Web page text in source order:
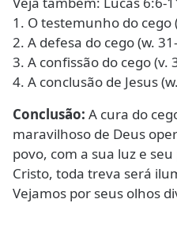
1. O testemunho do cego
2. A defesa do cego (w.
3. A confissão do cego (v.
4. A conclusão de Jesus
Conclusão: A cura do
maravilhoso de Deus
povo, com a sua luz e
Cristo, toda treva será
Vejamos por seus olhos